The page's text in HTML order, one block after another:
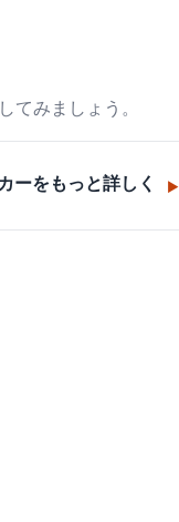
みましょう。
ーをもっと詳しく
▶